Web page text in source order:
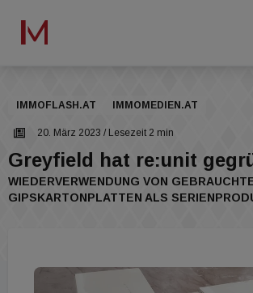
IMMOFLASH.AT IMMOMEDIEN.AT
20. März 2023 / Lesezeit 2 min
Greyfield hat re:unit
WIEDERVERWENDUNG VON
GIPSKARTONPLATTEN ALS